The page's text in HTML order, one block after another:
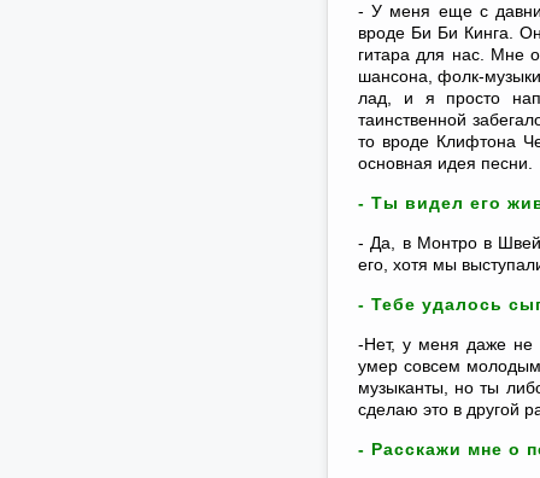
- У меня еще с
вроде Би Би Кинга.
гитара для нас. Мне
шансона, фолк-
лад, и я просто
таинственной
то вроде Клифтона
основная идея песни.
- Ты видел его
- Да, в Монтро в
его, хотя мы
- Тебе удалось
-Нет, у меня даже не
умер совсем
музыканты, но ты
сделаю это в другой
- Расскажи мне о